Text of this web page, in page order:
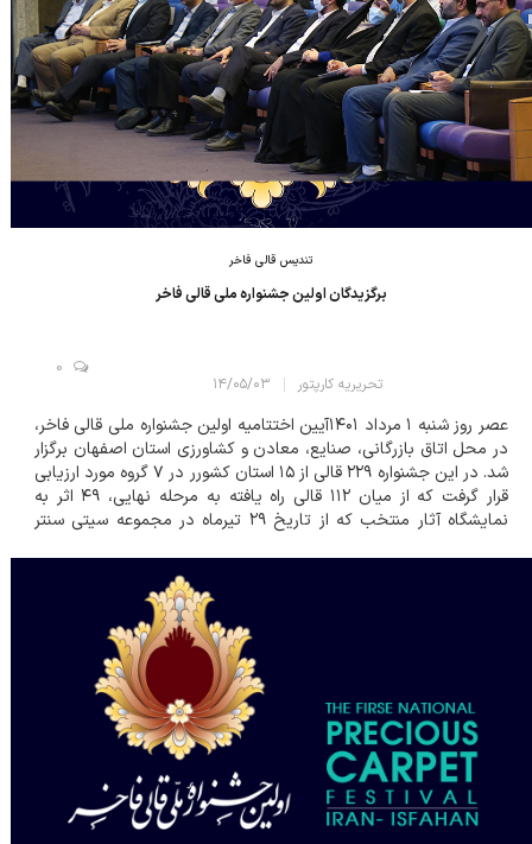
تندیس قالی فاخر
برگزیدگان اولین جشنواره ملی قالی فاخر
تحریریه کارپتور ۱۴/۰۵/۰۳
0
عصر روز شنبه ۱ مرداد ۱۴۰۱آیین اختتامیه اولین جشنواره ملی قالی فاخر،
در محل اتاق بازرگانی، صنایع، معادن و کشاورزی استان اصفهان برگزار
شد. در این جشنواره ۲۲۹ قالی از ۱۵ استان کشورر در ۷ گروه مورد ارزیابی
قرار گرفت که از میان ۱۱۲ قالی راه یافته به مرحله نهایی، ۴۹ اثر به
نمایشگاه آثار منتخب که از تاریخ ۲۹ تیرماه در مجموعه سیتی سنتر